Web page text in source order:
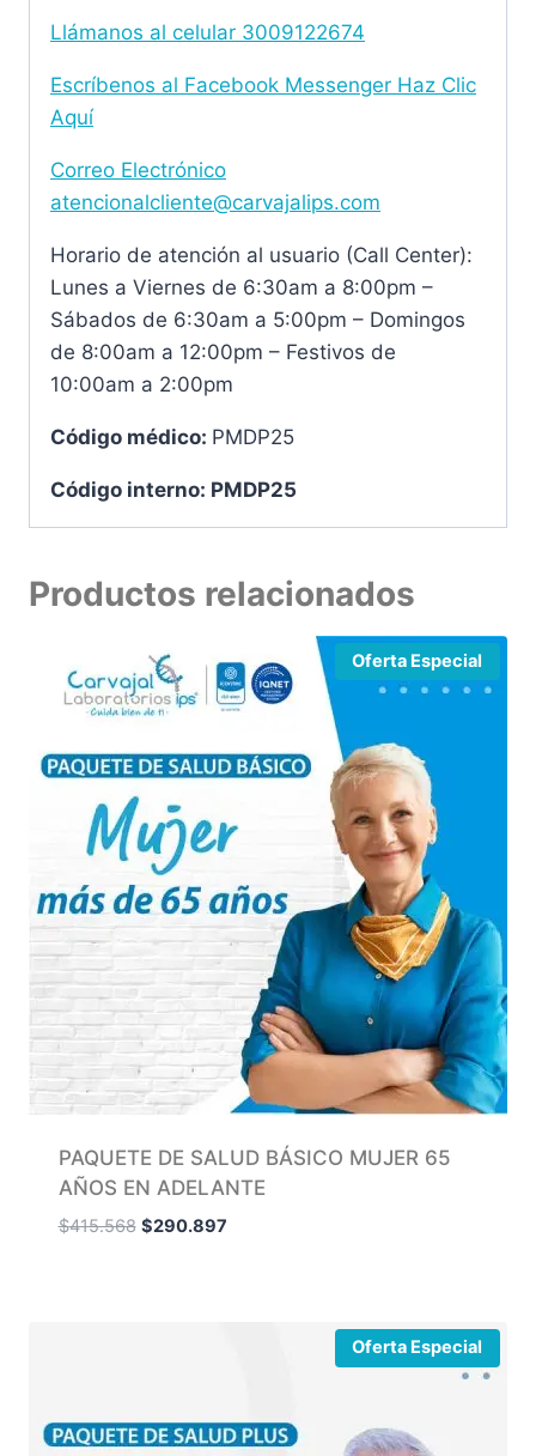
Llámanos al celular 3009122674
Escríbenos al Facebook Messenger Haz Clic
Aquí
Correo Electrónico
atencionalcliente@carvajalips.com
Horario de atención al usuario (Call Center):
Lunes a Viernes de 6:30am a 8:00pm –
Sábados de 6:30am a 5:00pm – Domingos
de 8:00am a 12:00pm – Festivos de
10:00am a 2:00pm
Código médico: PMDP25
Código interno: PMDP25
Productos relacionados
Oferta Especial
PAQUETE DE SALUD BÁSICO MUJER 65
AÑOS EN ADELANTE
$415.568 $290.897
Oferta Especial